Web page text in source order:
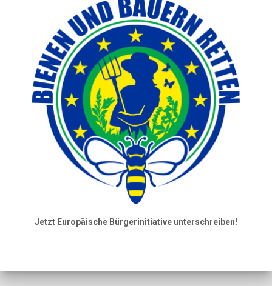
Jetzt Europäische Bürgerinitiative unterschreiben!